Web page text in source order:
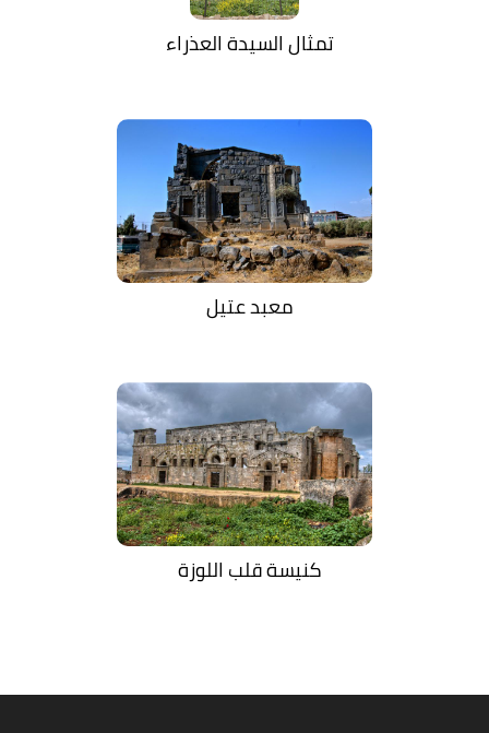
تمثال السيدة العذراء
معبد عتيل
كنيسة قلب اللوزة